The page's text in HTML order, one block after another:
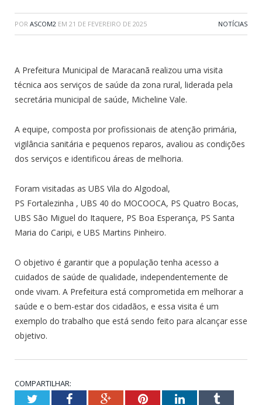
POR ASCOM2 EM 21 DE FEVEREIRO DE 2025 NOTÍCIAS
A Prefeitura Municipal de Maracanã realizou uma visita
técnica aos serviços de saúde da zona rural, liderada pela
secretária municipal de saúde, Micheline Vale.
A equipe, composta por profissionais de atenção primária,
vigilância sanitária e pequenos reparos, avaliou as condições
dos serviços e identificou áreas de melhoria.
Foram visitadas as UBS Vila do Algodoal,
PS Fortalezinha , UBS 40 do MOCOOCA, PS Quatro Bocas,
UBS São Miguel do Itaquere, PS Boa Esperança, PS Santa
Maria do Caripi, e UBS Martins Pinheiro.
O objetivo é garantir que a população tenha acesso a
cuidados de saúde de qualidade, independentemente de
onde vivam. A Prefeitura está comprometida em melhorar a
saúde e o bem-estar dos cidadãos, e essa visita é um
exemplo do trabalho que está sendo feito para alcançar esse
objetivo.
COMPARTILHAR:
TwitterFacebookGoogle+PinterestLinkedInTumblr